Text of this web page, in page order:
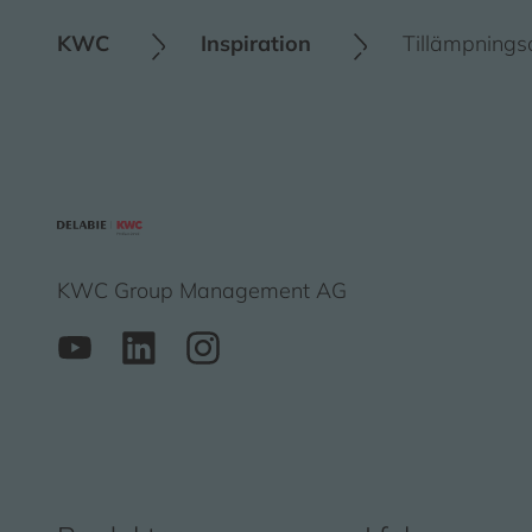
KWC Inspiration
KWC Group Management AG